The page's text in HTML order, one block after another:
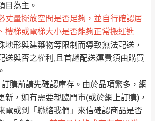
目為主。
丈量擺放空間是否足夠，並自行確認居
樓梯或電梯大小是否能夠正常搬運進
地形與建築物等限制而導致無法配送，
送與否之權利,且首趟配送運費須由購買
訂購前請先確認庫存。由於品項繁多，網
新，如有需要親臨門市(或於網上訂購)，
電或到「聯絡我們」來信確認商品是否
免 運
費
峨眉鄉、五峰鄉、
橫山、北埔鄉、尖
石鄉、寶山鄉山
區、新埔山區、芎
里
無
日內(不含例假日)，我們客服會與您
或E-Mail通知確認訂單。
服 LINE → @dershin）
詢問是否現貨 ，若未詢問下單後無
客服會再來電或E-Mail與您聯絡
式請搜尋 Line ID → @dershin）
：限定北至基隆，南至苗栗，偏遠
法提供運送 (詳見運送規章)。